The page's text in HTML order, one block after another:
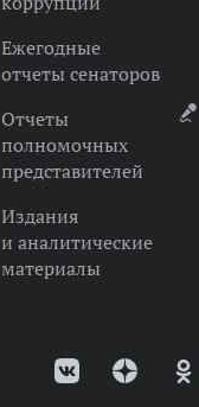
Ежегодные
отчеты сенаторов
Отчеты
полномочных
представителей
Издания
и аналитические
материалы